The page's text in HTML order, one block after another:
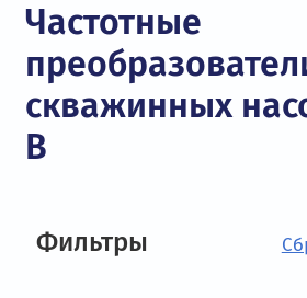
Частотные
скважинных
В
Фильтры